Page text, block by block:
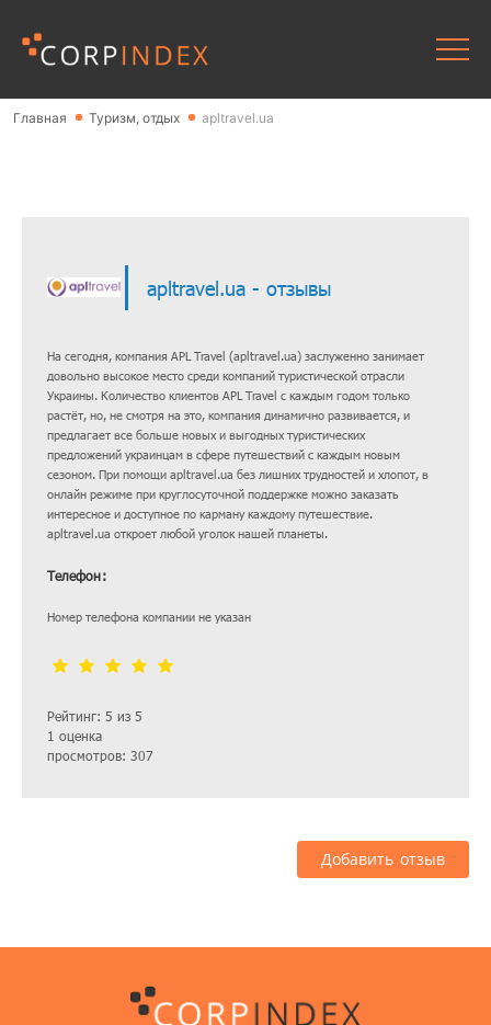
Главная Туризм, отдых apltravel.ua
apltravel.ua - отзывы
На сегодня, компания APL Travel (apltravel.ua) заслуженно занимает
довольно высокое место среди компаний туристической отрасли
Украины. Количество клиентов APL Travel с каждым годом только
растёт, но, не смотря на это, компания динамично развивается, и
предлагает все больше новых и выгодных туристических
предложений украинцам в сфере путешествий с каждым новым
сезоном. При помощи apltravel.ua без лишних трудностей и хлопот, в
онлайн режиме при круглосуточной поддержке можно заказать
интересное и доступное по карману каждому путешествие.
apltravel.ua откроет любой уголок нашей планеты.
Рейтинг: 5 из 5
1 оценка
просмотров: 307
Телефон:
Номер телефона компании не указан
Добавить отзыв